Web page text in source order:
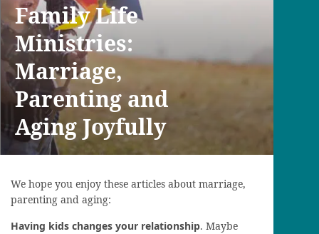
Family Life
Ministries:
Marriage,
Parenting and
Aging Joyfully
We hope you enjoy these articles about marriage,
parenting and aging:
Having kids changes your relationship. Maybe